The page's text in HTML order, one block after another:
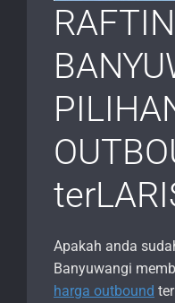
Apakah anda
Banyuwangi
harga outbound